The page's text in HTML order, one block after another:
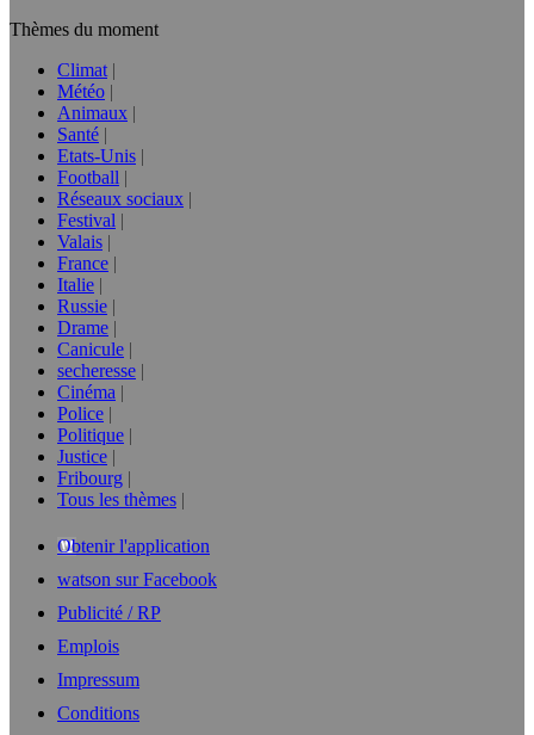
Thèmes du moment
Climat
Météo
Animaux
Santé
Etats-Unis
Football
Réseaux sociaux
Festival
Valais
France
Italie
Russie
Drame
Canicule
secheresse
Cinéma
Police
Politique
Justice
Fribourg
Tous les thèmes
Obtenir l'application
watson sur Facebook
Publicité / RP
Emplois
Impressum
Conditions